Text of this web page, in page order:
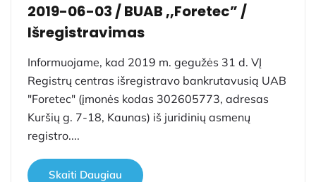
2019-06-03 / BUAB ,,Foretec” /
Išregistravimas
Informuojame, kad 2019 m. gegužės 31 d. VĮ
Registrų centras išregistravo bankrutavusią UAB
"Foretec" (įmonės kodas 302605773, adresas
Kuršių g. 7-18, Kaunas) iš juridinių asmenų
registro....
Skaiti Daugiau